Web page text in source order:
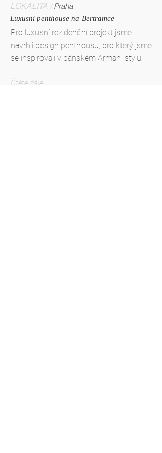
LOKALITA /Praha
Luxusní penthouse na Bertramce
Pro luxusní rezidenční projekt jsme
navrhli design penthousu, pro který jsme
se inspirovali v pánském Armani stylu.
Čtěte dále....